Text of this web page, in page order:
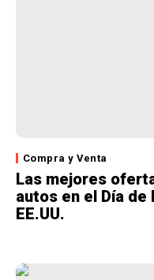
Compra y Venta
Las mejores
autos en el Día de
EE.UU.